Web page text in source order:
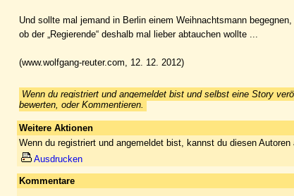
Und sollte mal jemand in Berlin einem Weihnachtsmann
ob der „Regierende“ deshalb mal lieber abtauchen wollte ...
(www.wolfgang-reuter.com, 12. 12. 2012)
Wenn du registriert und angemeldet bist und selbst eine Story
bewerten, oder Kommentieren.
Weitere Aktionen
Wenn du registriert und angemeldet bist, kannst du diesen
Ausdrucken
Kommentare